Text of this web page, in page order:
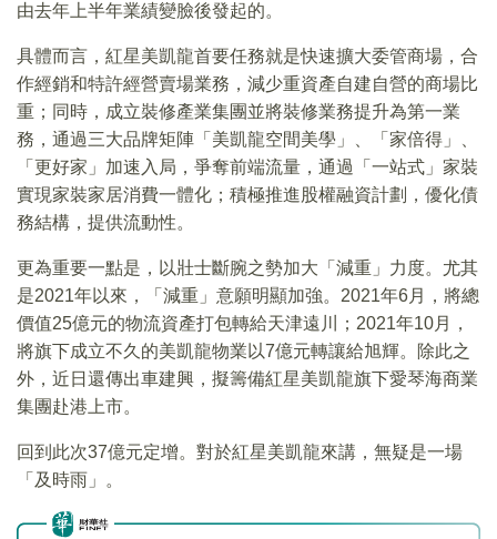
由去年上半年業績變臉後發起的。
具體而言，紅星美凱龍首要任務就是快速擴大委管商場，合
作經銷和特許經營賣場業務，減少重資產自建自營的商場比
重；同時，成立裝修產業集團並將裝修業務提升為第一業
務，通過三大品牌矩陣「美凱龍空間美學」、「家倍得」、
「更好家」加速入局，爭奪前端流量，通過「一站式」家裝
實現家裝家居消費一體化；積極推進股權融資計劃，優化債
務結構，提供流動性。
更為重要一點是，以壯士斷腕之勢加大「減重」力度。尤其
是2021年以來，「減重」意願明顯加強。2021年6月，將總
價值25億元的物流資產打包轉給天津遠川；2021年10月，
將旗下成立不久的美凱龍物業以7億元轉讓給旭輝。除此之
外，近日還傳出車建興，擬籌備紅星美凱龍旗下愛琴海商業
集團赴港上市。
回到此次37億元定增。對於紅星美凱龍來講，無疑是一場
「及時雨」。